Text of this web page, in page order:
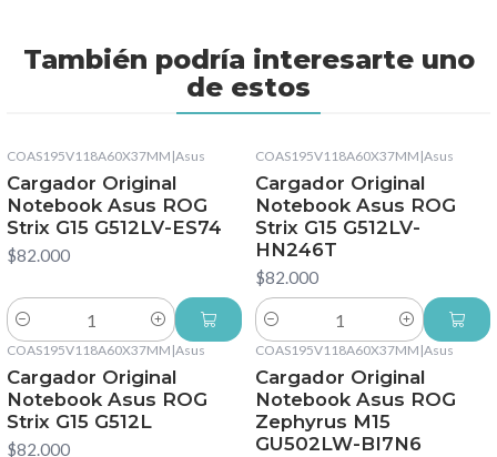
También podría interesarte uno
de estos
COAS195V118A60X37MM |Asus
Cargador Original
Notebook Asus ROG
Strix G15 G512LV-ES74
$82.000
Cantidad
COAS195V118A60X37MM |Asus
Cargador Original
Notebook Asus ROG
Strix G15 G512LV-
HN246T
$82.000
Cantidad
COAS195V118A60X37MM |Asus
Cargador Original
Notebook Asus ROG
Strix G15 G512L
$82.000
COAS195V118A60X37MM |Asus
Cargador Original
Notebook Asus ROG
Zephyrus M15
GU502LW-BI7N6